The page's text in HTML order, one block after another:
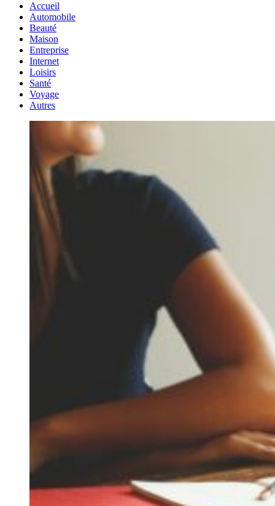
Accueil
Automobile
Beauté
Maison
Entreprise
Internet
Loisirs
Santé
Voyage
Autres